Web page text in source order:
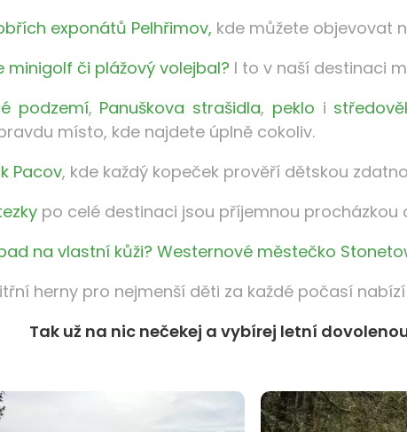
exponátů Pelhřimov, kde můžete objevovat
minigolf či plážový volejbal? I to v naší destinaci
podzemí, Panuškova strašidla, peklo i
místo, kde najdete úplně cokoliv.
Pacov, kde každý kopeček prověří dětskou
po celé destinaci jsou příjemnou procházkou
na vlastní kůži? Westernové městečko
herny pro nejmenší děti za každé počasí nabízí
Tak už na nic nečekej a vybírej letní